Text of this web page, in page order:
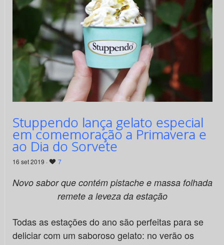
Stuppendo lança gelato especial
em comemoração a Primavera e
ao Dia do Sorvete
16 set 2019 · 7
Novo sabor que contém pistache e massa folhada
remete a leveza da estação
Todas as estações do ano são perfeitas para se
deliciar com um saboroso gelato: no verão os